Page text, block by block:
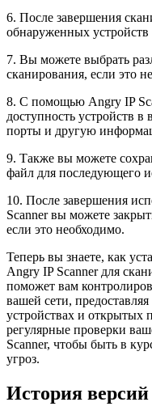
6. После завершения
обнаруженных устройств
7. Вы можете выбрать
сканирования, если это
8. С помощью Angry IP
доступность устройств
порты и другую
9. Также вы можете
файл для последующего
10. После завершения
Scanner вы можете
если это необходимо.
Теперь вы знаете, как
Angry IP Scanner для
поможет вам
вашей сети,
устройствах и открытых
регулярные проверки
Scanner, чтобы быть в
угроз.
История версий